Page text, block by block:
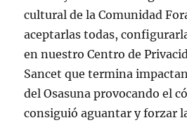
cultural de la Comunidad
aceptarlas todas,
en nuestro Centro de
Sancet que termina
del Osasuna provocando el
consiguió aguantar y forzar